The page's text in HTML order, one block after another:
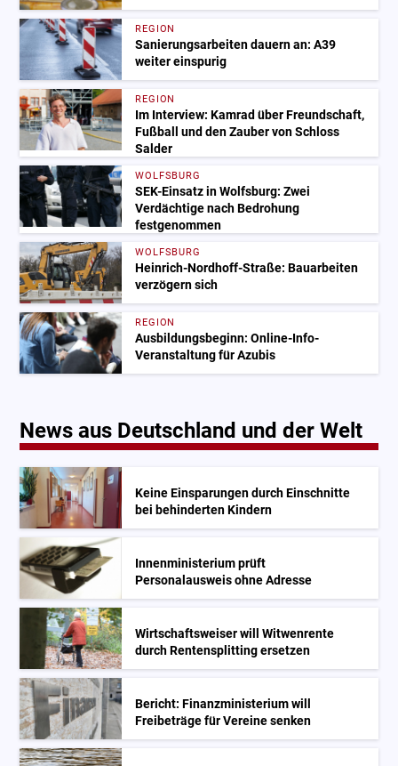
REGION
Sanierungsarbeiten dauern an: A39
weiter einspurig
REGION
Im Interview: Kamrad über Freundschaft,
Fußball und den Zauber von Schloss
Salder
WOLFSBURG
SEK-Einsatz in Wolfsburg: Zwei
Verdächtige nach Bedrohung
festgenommen
WOLFSBURG
Heinrich-Nordhoff-Straße: Bauarbeiten
verzögern sich
REGION
Ausbildungsbeginn: Online-Info-
Veranstaltung für Azubis
News aus Deutschland und der Welt
Keine Einsparungen durch Einschnitte
bei behinderten Kindern
Innenministerium prüft
Personalausweis ohne Adresse
Wirtschaftsweiser will Witwenrente
durch Rentensplitting ersetzen
Bericht: Finanzministerium will
Freibeträge für Vereine senken